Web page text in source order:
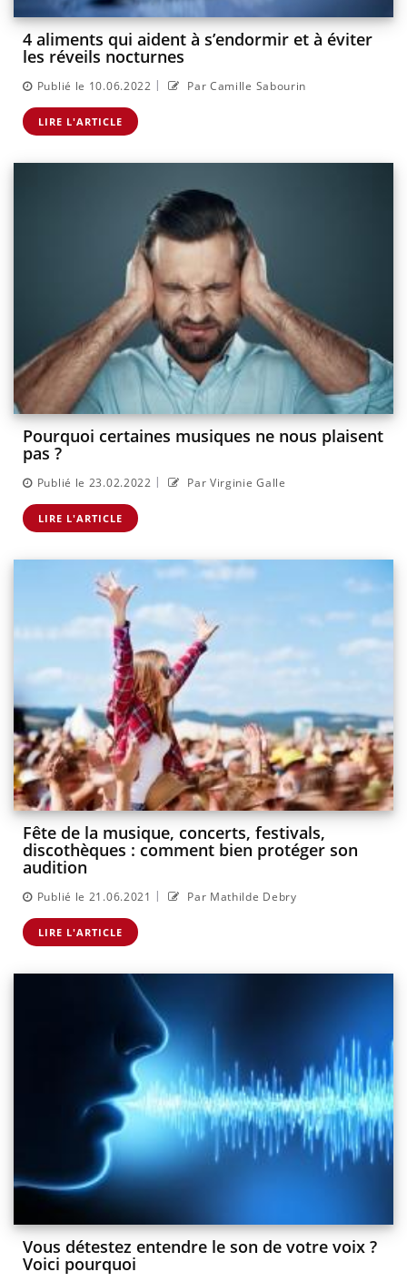
4 aliments qui aident à s’endormir et à éviter
les réveils nocturnes
Publié le 10.06.2022 | Par Camille Sabourin
LIRE L'ARTICLE
Pourquoi certaines musiques ne nous plaisent
pas ?
Publié le 23.02.2022 | Par Virginie Galle
LIRE L'ARTICLE
Fête de la musique, concerts, festivals,
discothèques : comment bien protéger son
audition
Publié le 21.06.2021 | Par Mathilde Debry
LIRE L'ARTICLE
Vous détestez entendre le son de votre voix ?
Voici pourquoi